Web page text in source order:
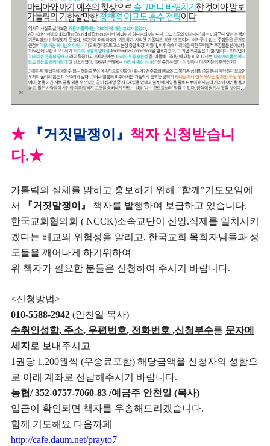
★ 『거짓말쟁이』 책자 신청받습니
다.★
가톨릭의 실체를 밝히고 홍보하기 위해 "함께 "기도모임에
서
『거짓말쟁이』 책자를 발행하여 보급하고 있습니다.
한국교회협의회 ( NCCK)소속교단이 신앙.직제를 일치시키
겠다는 배교의 위험성을 알리고, 한국교회 목회자님들과 성
도들을 깨어나게 하기위하여
위 책자가 필요한 분들은 신청하여 주시기 바랍니다.
<신청방법>
010-5588-2942 (안천일 목사)
수취인성함, 주소, 우편번호, 전화번호 ,신청부수를 문자메
세지 로 보내주시고
1 권당 1,200원씩 (우송료포함) 해당금액을 신청자의 성함으
로 아래 계좌로 선납해주시기 바랍니다.
농협/ 352-0757-7060-83 /예금주 안천일 (목사)
입금이 확인되면 책자를 우송해드리겠습니다.
함께 기도해요 다음까페
http://cafe.daum.net/prayto7